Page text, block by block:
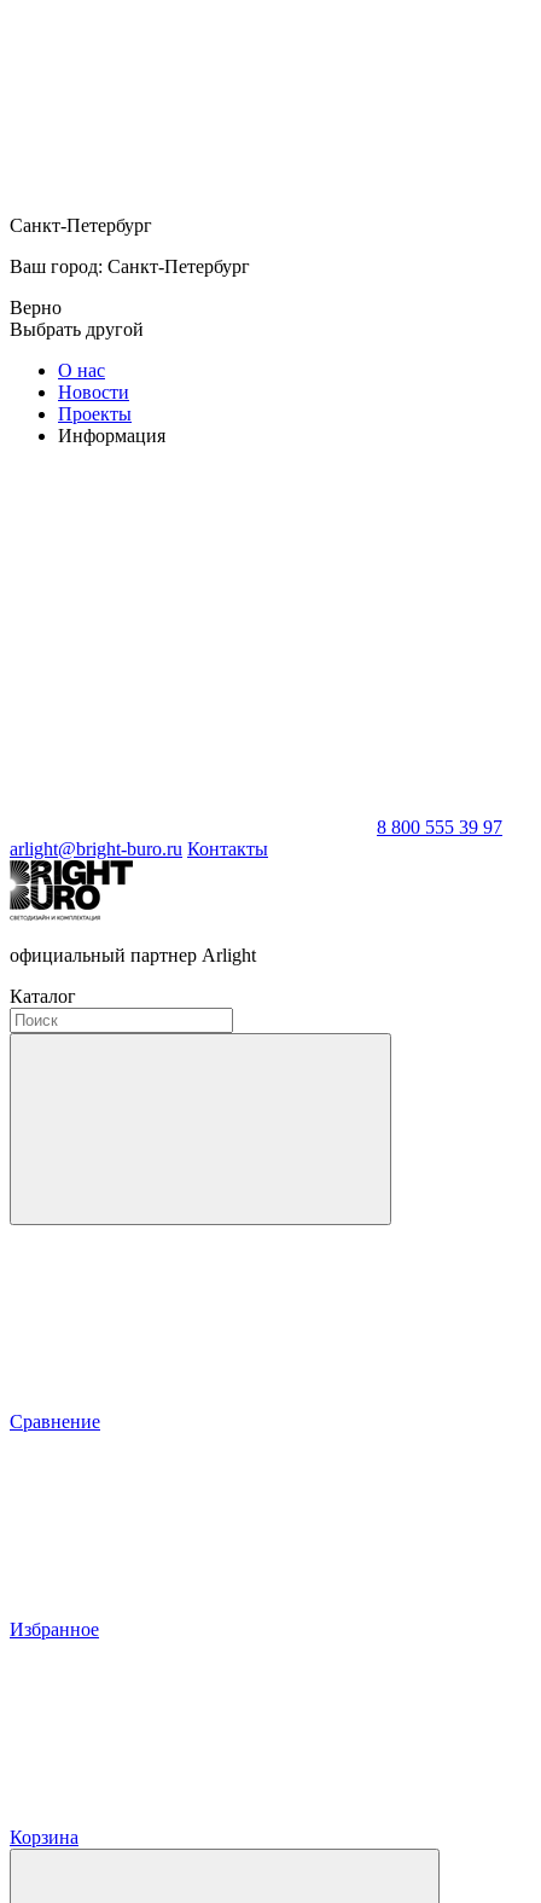
Санкт-Петербург
Ваш город: Санкт-Петербург
Верно
Выбрать другой
О нас
Новости
Проекты
Информация
8 800 555 39 97
arlight@bright-buro.ru Контакты
официальный партнер Arlight
Каталог
Сравнение
Избранное
Корзина